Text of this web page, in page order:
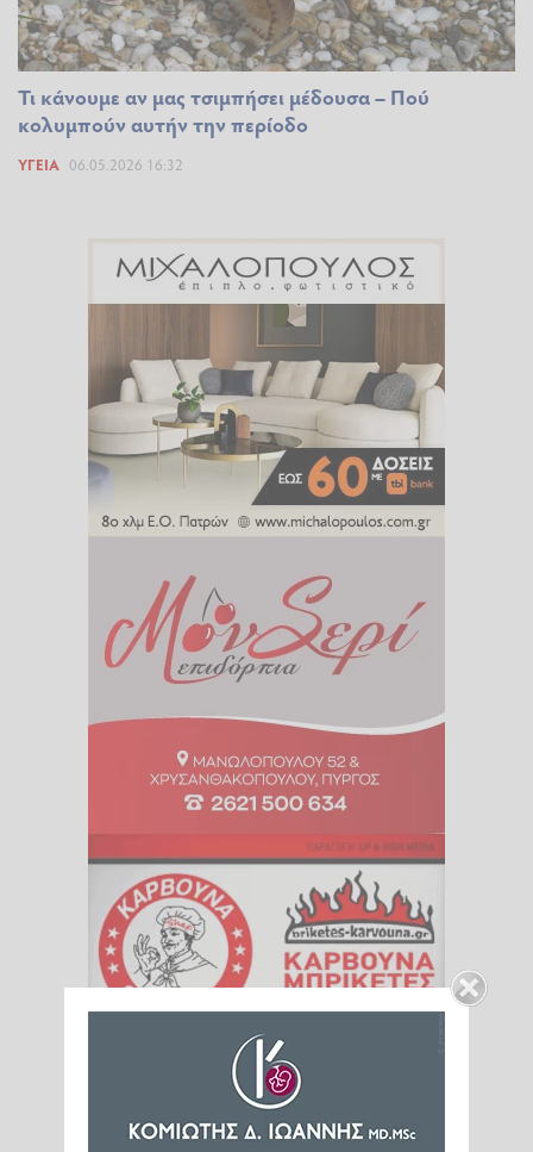
Τι κάνουμε αν μας τσιμπήσει μέδουσα – Πού
κολυμπούν αυτήν την περίοδο
ΥΓΕΊΑ 06.05.2026 16:32